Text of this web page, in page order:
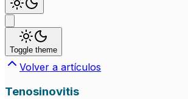
Toggle theme
Volver a artículos
Tenosinovitis